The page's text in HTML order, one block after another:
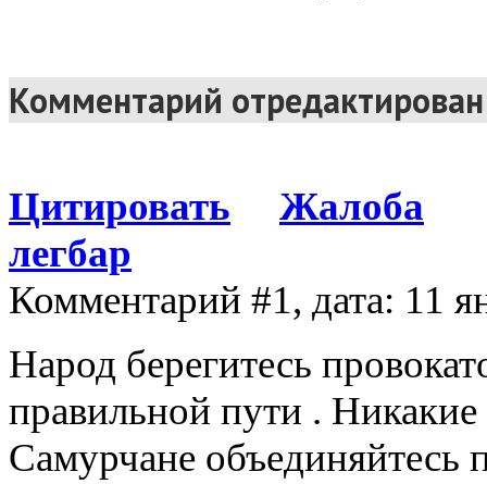
Комментарий
Цитировать
Жалоба
легбар
Комментарий #1, дата: 11
Народ берегитесь
правильной пути .
Самурчане объединяйтесь